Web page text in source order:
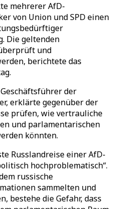
mehrerer AfD-
von Union und SPD einen
Die geltenden
und
berichtete das
der
erklärte gegenüber der
prüfen, wie vertrauliche
und parlamentarischen
könnten.
Russlandreise einer AfD-
hochproblematisch“.
russische
sammelten und
bestehe die Gefahr, dass